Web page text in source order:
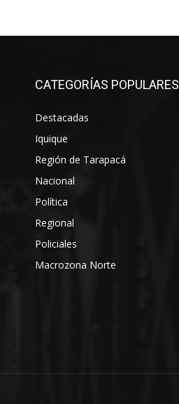
CATEGORÍAS POPULARES
Destacadas
Iquique
Región de Tarapacá
Nacional
Política
Regional
Policiales
Macrozona Norte